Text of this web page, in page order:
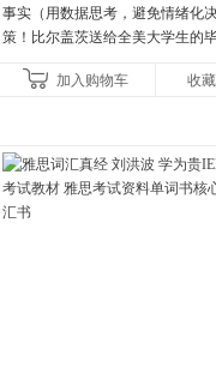
事实（用数据思考，避免情绪化
策！比尔盖茨送给全美大学生的
书！）读客经管文库
加入购物车 收藏